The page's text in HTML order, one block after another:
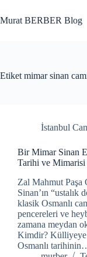
to
content
Murat BERBER Blog
Etiket mimar sinan
İstanbul
Bir Mimar Sinan
Tarihi ve Mimarisi
Zal Mahmut
Sinan’ın “ustalık
klasik Osmanlı
pencereleri ve
zamana meydan
Kimdir? Külliyeye
Osmanlı